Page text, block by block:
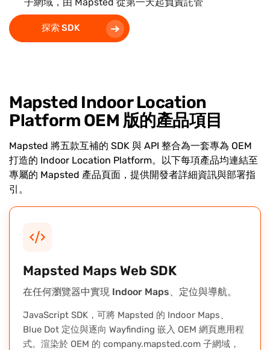
探索 SDK
Mapsted Indoor Location
Platform OEM 版的產品項目
Mapsted 將五款互補的 SDK 與 API 整合為一套專為 OEM
打造的 Indoor Location Platform。以下每項產品均連結至
專屬的 Mapsted 產品頁面，提供開發者詳細資訊與部署指
引。
Mapsted Maps Web SDK
在任何瀏覽器中實現 Indoor Maps、定位與導航。
JavaScript SDK，可將 Mapsted 的 Indoor Maps、
Blue Dot 定位與逐向 Wayfinding 嵌入 OEM 網頁應用程
式。渲染於 OEM 的 company.mapsted.com 子網域，